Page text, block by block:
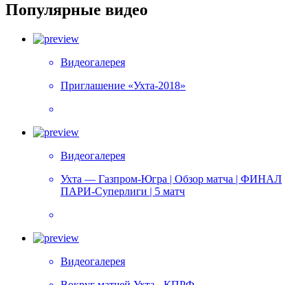
Популярные видео
Видеогалерея
Приглашение «Ухта-2018»
Видеогалерея
Ухта — Газпром-Югра | Обзор матча | ФИНАЛ
ПАРИ-Суперлиги | 5 матч
Видеогалерея